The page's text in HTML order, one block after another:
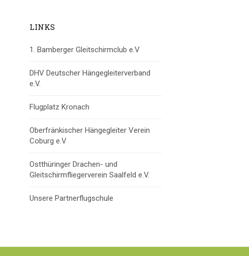
LINKS
1. Bamberger Gleitschirmclub e.V
DHV Deutscher Hängegleiterverband
e.V.
Flugplatz Kronach
Oberfränkischer Hängegleiter Verein
Coburg e.V
Ostthüringer Drachen- und
Gleitschirmfliegerverein Saalfeld e.V.
Unsere Partnerflugschule